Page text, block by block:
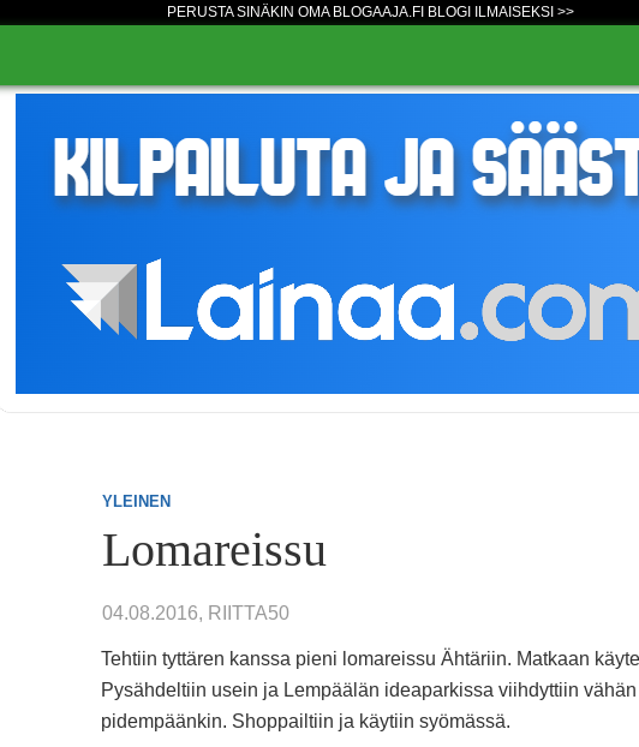
PERUSTA SINÄKIN OMA BLOGAAJA.FI BLOGI ILMAISEKSI >>
YLEINEN
Lomareissu
04.08.2016, RIITTA50
Tehtiin tyttären kanssa pieni lomareissu Ähtäriin. Matkaan
Pysähdeltiin usein ja Lempäälän ideaparkissa viihdyttiin vähän
pidempäänkin. Shoppailtiin ja käytiin syömässä.